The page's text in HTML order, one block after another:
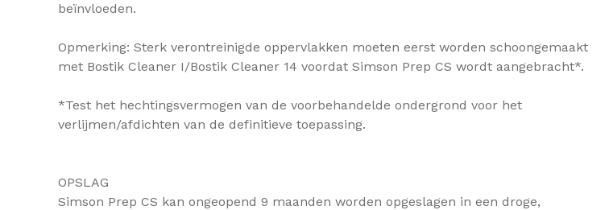
beïnvloeden.
Opmerking: Sterk verontreinigde oppervlakken moeten eerst worden schoongemaakt
met Bostik Cleaner I/Bostik Cleaner 14 voordat Simson Prep CS wordt aangebracht*.
*Test het hechtingsvermogen van de voorbehandelde ondergrond voor het
verlijmen/afdichten van de definitieve toepassing.
OPSLAG
Simson Prep CS kan ongeopend 9 maanden worden opgeslagen in een droge,